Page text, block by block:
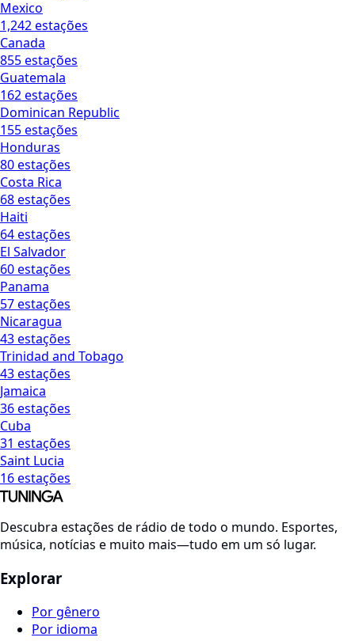
Mexico
1,242 estações
Canada
855 estações
Guatemala
162 estações
Dominican Republic
155 estações
Honduras
80 estações
Costa Rica
68 estações
Haiti
64 estações
El Salvador
60 estações
Panama
57 estações
Nicaragua
43 estações
Trinidad and Tobago
43 estações
Jamaica
36 estações
Cuba
31 estações
Saint Lucia
16 estações
Descubra estações de rádio de todo o mundo. Esportes,
música, notícias e muito mais—tudo em um só lugar.
Explorar
Por gênero
Por idioma